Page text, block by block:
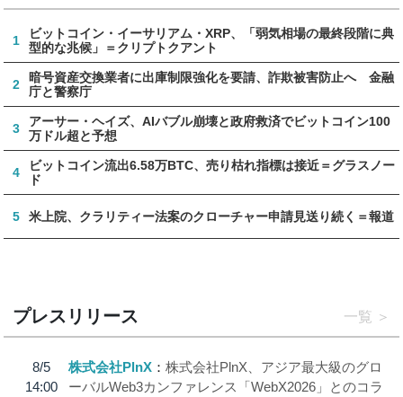
1
ビットコイン・イーサリアム・XRP、「弱気相場の最終段階に典
型的な兆候」＝クリプトクアント
2
暗号資産交換業者に出庫制限強化を要請、詐欺被害防止へ 金融
庁と警察庁
3
アーサー・ヘイズ、AIバブル崩壊と政府救済でビットコイン100
万ドル超と予想
4
ビットコイン流出6.58万BTC、売り枯れ指標は接近＝グラスノー
ド
5 米上院、クラリティー法案のクローチャー申請見送り続く＝報道
プレスリリース 一覧
8/5
14:00
株式会社PlnX
株式会社PlnX、アジア最大級のグロ
ーバルWeb3カンファレンス「WebX2026」とのコラ